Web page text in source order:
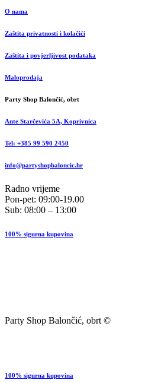
O nama
Zaštita privatnosti i kolačići
Zaštita i povjerljivost podataka
Maloprodaja
Party Shop Balončić, obrt
Ante Starčevića 5A, Koprivnica
Tel: +385 99 590 2450
info@partyshopbaloncic.hr
Radno vrijeme
Pon-pet: 09:00-19.00
Sub: 08:00 – 13:00
100% sigurna kupovina
Party Shop Balončić, obrt ©
100% sigurna kupovina